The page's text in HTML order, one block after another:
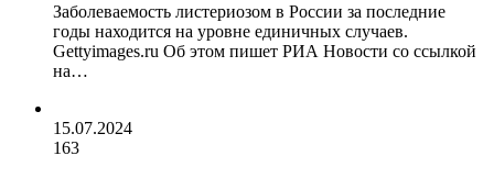
Заболеваемость листериозом в России за последние
годы находится на уровне единичных случаев.
Gettyimages.ru Об этом пишет РИА Новости со ссылкой
на…
15.07.2024
163